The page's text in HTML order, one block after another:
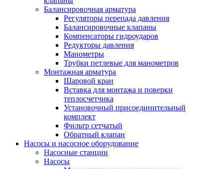
Балансировочная арматура
Регуляторы перепада давления
Балансировочные клапаны
Компенсаторы гидроударов
Редукторы давления
Манометры
Трубки петлевые для манометров
Монтажная арматура
Шаровой кран
Вставка для монтажа и поверки
теплосчетчика
Установочный присоединительный
комплект
Фильтр сетчатый
Обратный клапан
Насосы и насосное оборудование
Насосные станции
Насосы